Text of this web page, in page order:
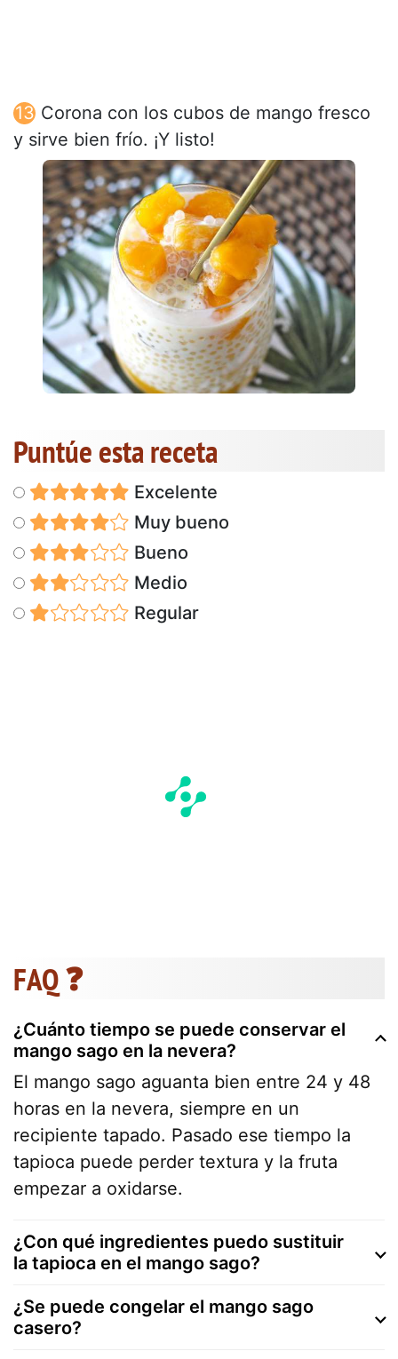
Corona con los cubos de mango fresco
y sirve bien frío. ¡Y listo!
Puntúe esta receta
Excelente
Muy bueno
Bueno
Medio
Regular
FAQ ❓
¿Cuánto tiempo se puede conservar el
mango sago en la nevera?
El mango sago aguanta bien entre 24 y 48
horas en la nevera, siempre en un
recipiente tapado. Pasado ese tiempo la
tapioca puede perder textura y la fruta
empezar a oxidarse.
¿Con qué ingredientes puedo sustituir
la tapioca en el mango sago?
¿Se puede congelar el mango sago
casero?